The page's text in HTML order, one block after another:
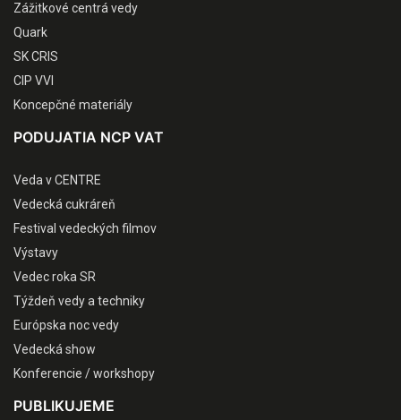
Zážitkové centrá vedy
Quark
SK CRIS
CIP VVI
Koncepčné materiály
PODUJATIA NCP VAT
Veda v CENTRE
Vedecká cukráreň
Festival vedeckých filmov
Výstavy
Vedec roka SR
Týždeň vedy a techniky
Európska noc vedy
Vedecká show
Konferencie / workshopy
PUBLIKUJEME